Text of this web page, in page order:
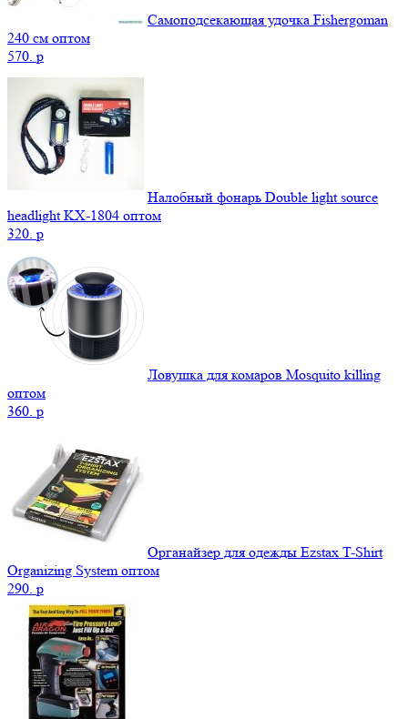
Самоподсекающая удочка Fishergoman
240 см оптом
570. p
Налобный фонарь Double light source
headlight KX-1804 оптом
320. p
Ловушка для комаров Mosquito killing
оптом
360. p
Органайзер для одежды Ezstax T-Shirt
Organizing System оптом
290. p